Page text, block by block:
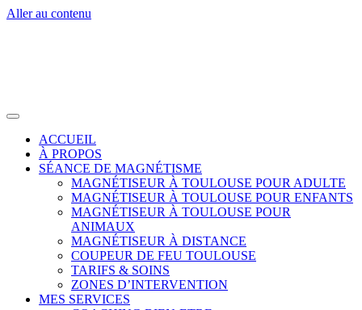
Aller au contenu
ACCUEIL
À PROPOS
SÉANCE DE MAGNÉTISME
MAGNÉTISEUR À TOULOUSE POUR ADULTE
MAGNÉTISEUR À TOULOUSE POUR ENFANTS
MAGNÉTISEUR À TOULOUSE POUR
ANIMAUX
MAGNÉTISEUR À DISTANCE
COUPEUR DE FEU TOULOUSE
TARIFS & SOINS
ZONES D’INTERVENTION
MES SERVICES